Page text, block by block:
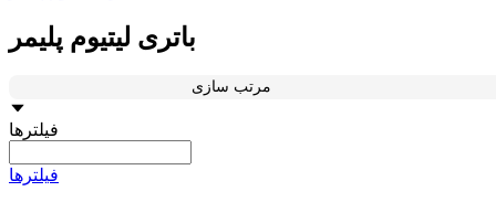
باتری لیتیوم پلیمر
مرتب سازی
فیلترها
فیلترها